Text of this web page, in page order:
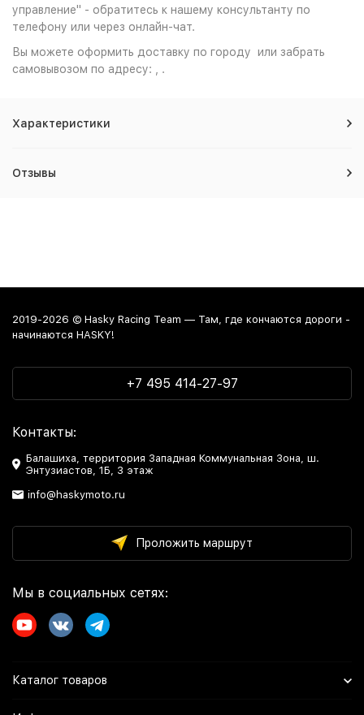
управление" - обратитесь к нашему консультанту по
телефону или через онлайн-чат.
Вы можете оформить доставку по городу или забрать
самовывозом по адресу: , .
Характеристики
Отзывы
2019-2026 © Hasky Racing Team — Там, где кончаются дороги -
начинаются HASKY!
+7 495 414-27-97
Контакты:
Балашиха, территория Западная Коммунальная Зона, ш.
Энтузиастов, 1Б, 3 этаж
info@haskymoto.ru
Проложить маршрут
Мы в социальных сетях:
Каталог товаров